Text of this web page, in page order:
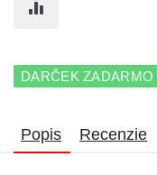
DARČEK ZADARMO
Popis Recenzie